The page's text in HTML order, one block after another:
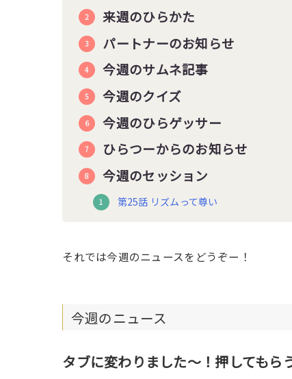
来週のひらかた
パートナーのお知らせ
今週のサムネ記事
今週のクイズ
今週のひらゲッサー
ひらつーからのお知らせ
今週のセッション
第25話 リズムって尊い
それでは今週のニュースをどうぞー！
今週のニュース
タブに変わりました〜！押してもら